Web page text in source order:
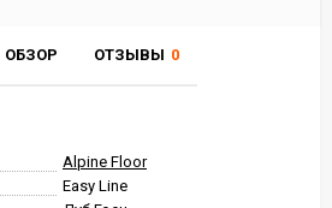
ОБЗОР ОТЗЫВЫ 0
Alpine Floor
Easy Line